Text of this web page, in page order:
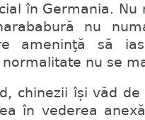
în Germania.
nu
ameninţă să
nu se
își văd de
în vederea